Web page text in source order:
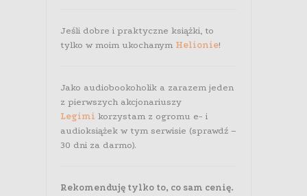
Jeśli dobre i praktyczne książki, to
tylko w moim ukochanym Helionie!
Jako audiobookoholik a zarazem jeden
z pierwszych akcjonariuszy
Legimi korzystam z ogromu e- i
audioksiążek w tym serwisie (sprawdź –
30 dni za darmo).
Rekomenduję tylko to, co sam cenię.